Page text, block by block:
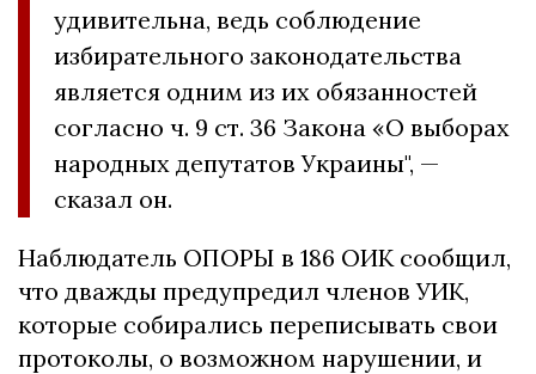
удивительна, ведь соблюдение
избирательного законодательства
является одним из их обязанностей
согласно ч. 9 ст. 36 Закона «О выборах
народных депутатов Украины", —
сказал он.
Наблюдатель ОПОРЫ в 186 ОИК сообщил,
что дважды предупредил членов УИК,
которые собирались переписывать свои
протоколы, о возможном нарушении, и